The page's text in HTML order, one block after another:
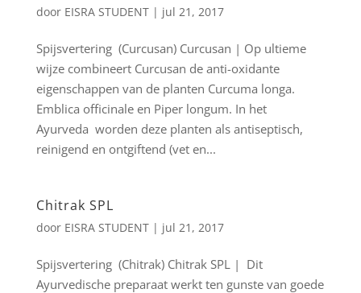
door EISRA STUDENT| jul 21, 2017
Spijsvertering (Curcusan) Curcusan | Op ultieme
wijze combineert Curcusan de anti-oxidante
eigenschappen van de planten Curcuma longa.
Emblica officinale en Piper longum. In het
Ayurveda worden deze planten als antiseptisch,
reinigend en ontgiftend (vet en...
Chitrak SPL
door EISRA STUDENT| jul 21, 2017
Spijsvertering (Chitrak) Chitrak SPL | Dit
Ayurvedische preparaat werkt ten gunste van goede